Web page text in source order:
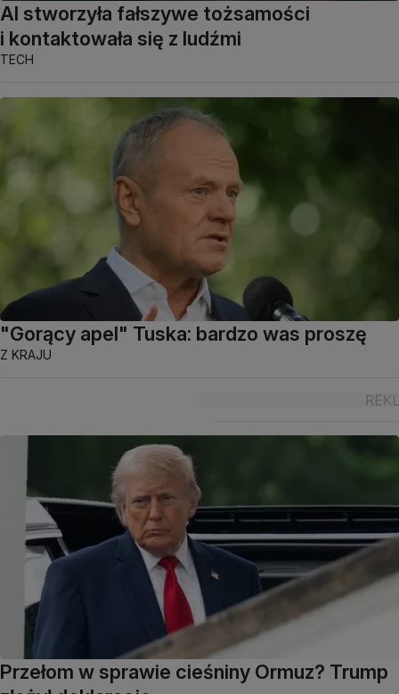
AI stworzyła fałszywe tożsamości
i kontaktowała się z ludźmi
TECH
"Gorący apel" Tuska: bardzo was proszę
Z KRAJU
Przełom w sprawie cieśniny Ormuz? Trump